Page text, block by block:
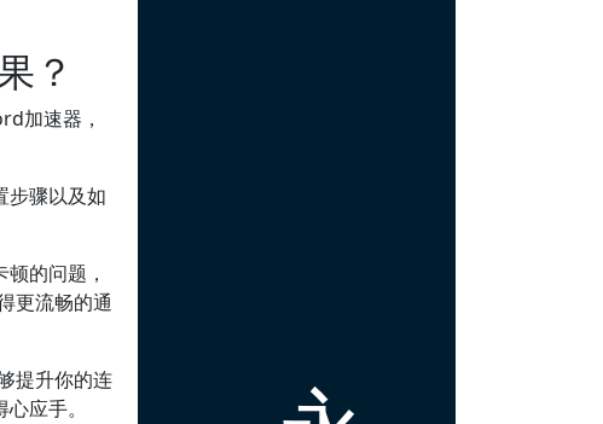
？
加速器，
步骤以及如
的问题，
更流畅的通
提升你的连
应手。